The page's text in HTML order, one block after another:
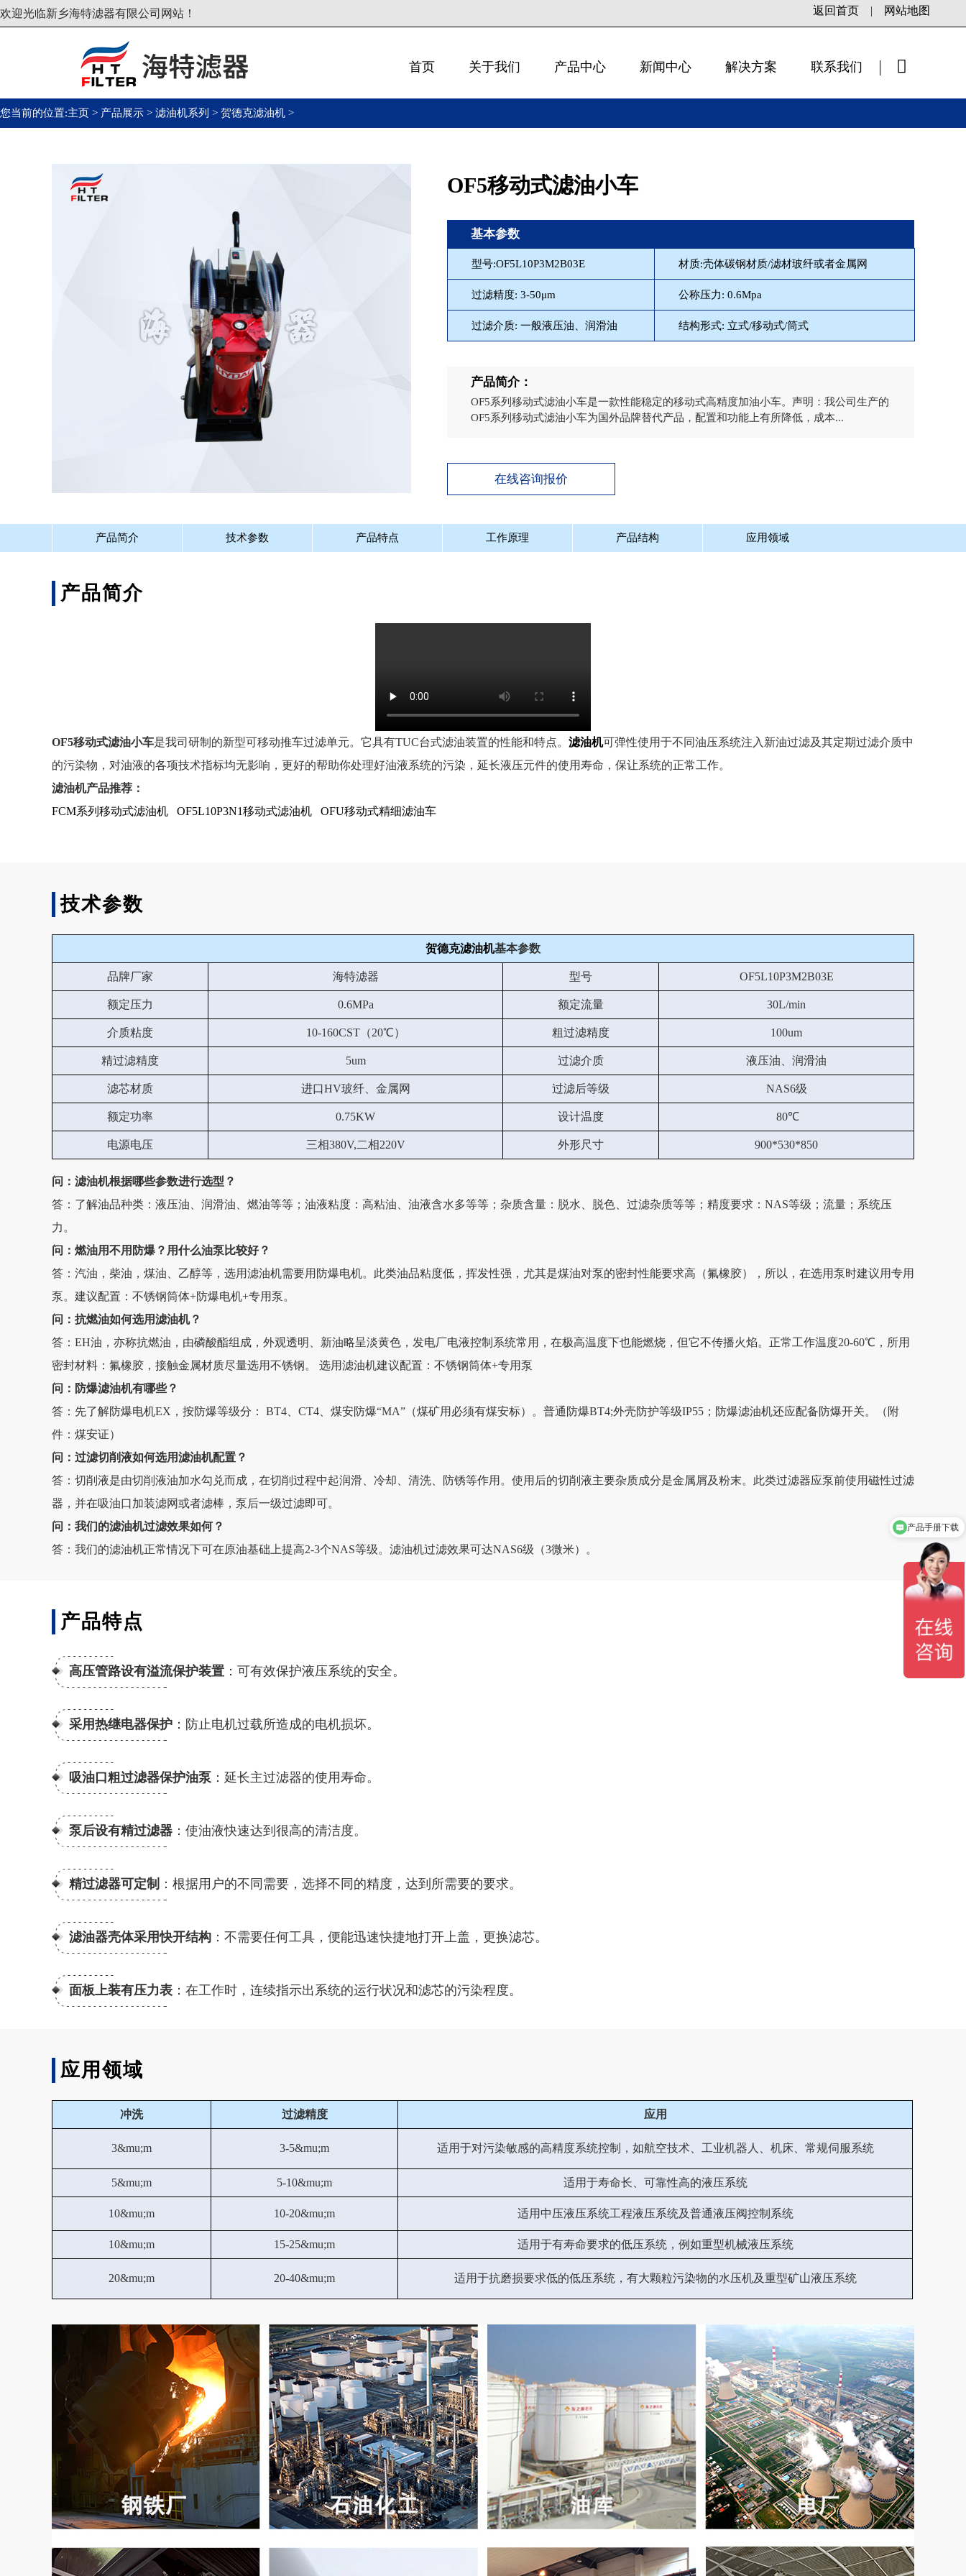
欢迎光临新乡海特滤器有限公司网站！ 返回首页 | 网站地图
首页 关于我们 产品中心 新闻中心 解决方案 联系我们
您当前的位置:主页 > 产品展示 > 滤油机系列 > 贺德克滤油机 >
OF5移动式滤油小车
基本参数
型号:OF5L10P3M2B03E 材质:壳体碳钢材质/滤材玻纤或者金属网
过滤精度: 3-50μm 公称压力: 0.6Mpa
过滤介质: 一般液压油、润滑油 结构形式: 立式/移动式/筒式
产品简介：
OF5系列移动式滤油小车是一款性能稳定的移动式高精度加油小车。声明：我公司生产的
OF5系列移动式滤油小车为国外品牌替代产品，配置和功能上有所降低，成本...
在线咨询报价
产品简介 技术参数 产品特点 工作原理 产品结构 应用领域
产品简介
OF5移动式滤油小车是我司研制的新型可移动推车过滤单元。它具有TUC台式滤油装置的性能和特点。 滤油机可弹性使用于不同油压系统注入新油过滤及其定期过滤介质中
的污染物，对油液的各项技术指标均无影响，更好的帮助你处理好油液系统的污染，延长液压元件的使用寿命，保让系统的正常工作。
滤油机产品推荐：
FCM系列移动式滤油机
OF5L10P3N1移动式滤油机 OFU移动式精细滤油车
技术参数
贺德克滤油机基本参数
品牌厂家 海特滤器 型号 OF5L10P3M2B03E
额定压力 0.6MPa 额定流量 30L/min
介质粘度 10-160CST（20℃） 粗过滤精度 100um
精过滤精度 5um 过滤介质 液压油、润滑油
滤芯材质 进口HV玻纤、金属网 过滤后等级 NAS6级
额定功率 0.75KW 设计温度 80℃
电源电压 三相380V,二相220V 外形尺寸 900*530*850
问：滤油机根据哪些参数进行选型？
答：了解油品种类：液压油、润滑油、燃油等等；油液粘度：高粘油、油液含水多等等；杂质含量：脱水、脱色、过滤杂质等等；精度要求：NAS等级；流量；系统压
力。
问：燃油用不用防爆？用什么油泵比较好？
答：汽油，柴油，煤油、乙醇等，选用滤油机需要用防爆电机。此类油品粘度低，挥发性强，尤其是煤油对泵的密封性能要求高（氟橡胶），所以，在选用泵时建议用专用
泵。建议配置：不锈钢筒体+防爆电机+专用泵。
问：抗燃油如何选用滤油机？
答：EH油，亦称抗燃油，由磷酸酯组成，外观透明、新油略呈淡黄色，发电厂电液控制系统常用，在极高温度下也能燃烧，但它不传播火焰。正常工作温度20-60℃，所用
密封材料：氟橡胶，接触金属材质尽量选用不锈钢。 选用滤油机建议配置：不锈钢筒体+专用泵
问：防爆滤油机有哪些？
答：先了解防爆电机EX，按防爆等级分： BT4、CT4、煤安防爆“MA”（煤矿用必须有煤安标）。普通防爆BT4;外壳防护等级IP55；防爆滤油机还应配备防爆开关。（附
件：煤安证）
问：过滤切削液如何选用滤油机配置？
答：切削液是由切削液油加水勾兑而成，在切削过程中起润滑、冷却、清洗、防锈等作用。使用后的切削液主要杂质成分是金属屑及粉末。此类过滤器应泵前使用磁性过滤
器，并在吸油口加装滤网或者滤棒，泵后一级过滤即可。
问：我们的滤油机过滤效果如何？
答：我们的滤油机正常情况下可在原油基础上提高2-3个NAS等级。滤油机过滤效果可达NAS6级（3微米）。
产品特点
高压管路设有溢流保护装置 ：可有效保护液压系统的安全。
采用热继电器保护 ：防止电机过载所造成的电机损坏。
吸油口粗过滤器保护油泵 ：延长主过滤器的使用寿命。
泵后设有精过滤器 ：使油液快速达到很高的清洁度。
精过滤器可定制 ：根据用户的不同需要，选择不同的精度，达到所需要的要求。
滤油器壳体采用快开结构 ：不需要任何工具，便能迅速快捷地打开上盖，更换滤芯。
面板上装有压力表 ：在工作时，连续指示出系统的运行状况和滤芯的污染程度。
应用领域
冲洗 过滤精度 应用
3&mu;m 3-5&mu;m 适用于对污染敏感的高精度系统控制，如航空技术、工业机器人、机床、常规伺服系统
5&mu;m 5-10&mu;m 适用于寿命长、可靠性高的液压系统
10&mu;m 10-20&mu;m 适用中压液压系统工程液压系统及普通液压阀控制系统
10&mu;m 15-25&mu;m 适用于有寿命要求的低压系统，例如重型机械液压系统
20&mu;m 20-40&mu;m 适用于抗磨损要求低的低压系统，有大颗粒污染物的水压机及重型矿山液压系统
产品介绍